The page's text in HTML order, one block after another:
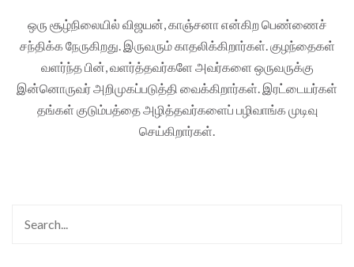
ஒரு சூழ்நிலையில் விஜயன், காஞ்சனா என்கிற பெண்ணைச்
சந்திக்க நேருகிறது. இருவரும் காதலிக்கிறார்கள். குழந்தைகள்
வளர்ந்த பின், வளர்த்தவர்களே அவர்களை ஒருவருக்கு
இன்னொருவர் அறிமுகப்படுத்தி வைக்கிறார்கள். இரட்டையர்கள்
தங்கள் குடும்பத்தை அழித்தவர்களைப் பழிவாங்க முடிவு
செய்கிறார்கள்.